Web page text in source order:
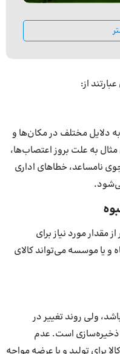
از:
به دلایل مختلف در مکان‌ها و
به علت بروز اعتصاب‌ها،
نامساعد، خطاهای اداری
مقدار مورد نیاز برای
و یا موسسه می‌تواند کالای
ولی روند تغییر در
ذخیره‌سازی است. عدم